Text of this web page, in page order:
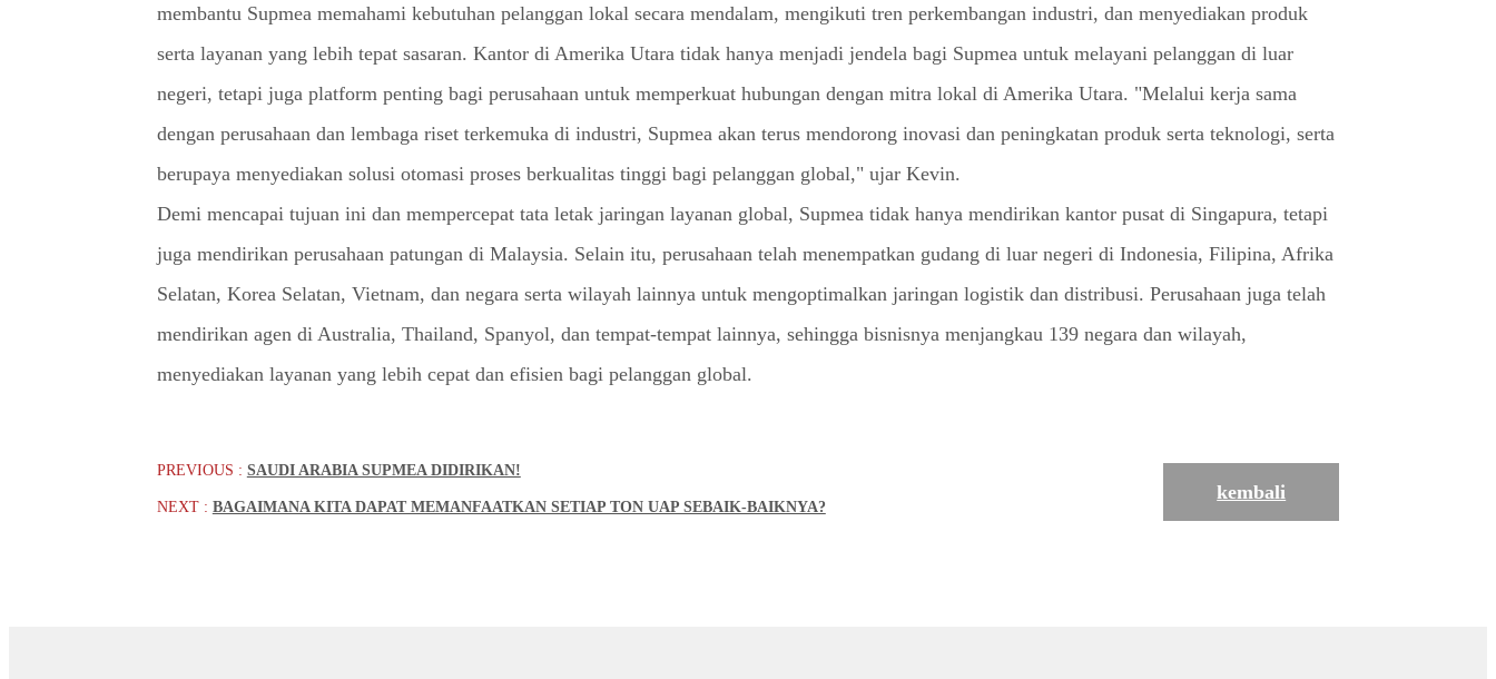
membantu Supmea memahami kebutuhan pelanggan lokal secara mendalam, mengikuti tren perkembangan industri, dan menyediakan produk
serta layanan yang lebih tepat sasaran. Kantor di Amerika Utara tidak hanya menjadi jendela bagi Supmea untuk melayani pelanggan di luar
negeri, tetapi juga platform penting bagi perusahaan untuk memperkuat hubungan dengan mitra lokal di Amerika Utara. "Melalui kerja sama
dengan perusahaan dan lembaga riset terkemuka di industri, Supmea akan terus mendorong inovasi dan peningkatan produk serta teknologi, serta
berupaya menyediakan solusi otomasi proses berkualitas tinggi bagi pelanggan global," ujar Kevin.
Demi mencapai tujuan ini dan mempercepat tata letak jaringan layanan global, Supmea tidak hanya mendirikan kantor pusat di Singapura, tetapi
juga mendirikan perusahaan patungan di Malaysia. Selain itu, perusahaan telah menempatkan gudang di luar negeri di Indonesia, Filipina, Afrika
Selatan, Korea Selatan, Vietnam, dan negara serta wilayah lainnya untuk mengoptimalkan jaringan logistik dan distribusi. Perusahaan juga telah
mendirikan agen di Australia, Thailand, Spanyol, dan tempat-tempat lainnya, sehingga bisnisnya menjangkau 139 negara dan wilayah,
menyediakan layanan yang lebih cepat dan efisien bagi pelanggan global.
PREVIOUS : SAUDI ARABIA SUPMEA DIDIRIKAN!
NEXT : BAGAIMANA KITA DAPAT MEMANFAATKAN SETIAP TON UAP SEBAIK-BAIKNYA?
kembali